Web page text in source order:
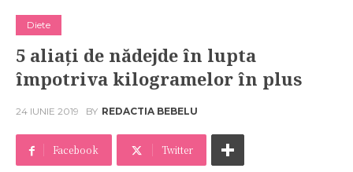
Diete
5 aliaţi de nădejde în lupta
împotriva kilogramelor în plus
24 IUNIE 2019 BY REDACTIA BEBELU
Facebook Twitter